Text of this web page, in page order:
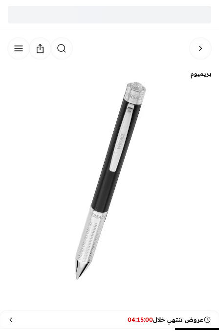
بريميوم
عروض تنتهي خلال 04:15:00